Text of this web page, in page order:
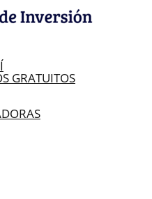
GRATUITOS